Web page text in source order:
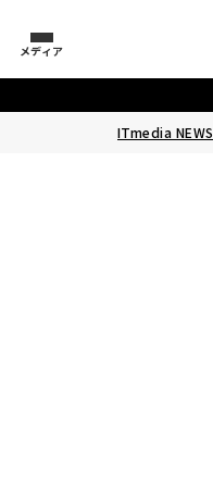
メディア
ITmedia NEWS